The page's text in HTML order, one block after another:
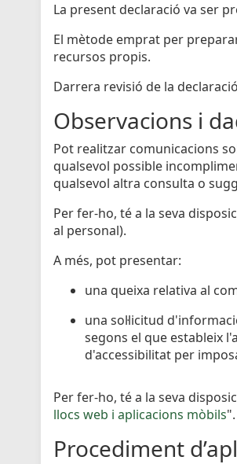
La present declaració va ser
El mètode emprat per
recursos propis.
Darrera revisió de la
Observacions i
Pot realitzar comunicacions
qualsevol possible
qualsevol altra consulta o
Per fer-ho, té a la seva
al personal).
A més, pot presentar:
una queixa relativa al
una sol·licitud
segons el que estableix
d'accessibilitat per
Per fer-ho, té a la seva
llocs web i aplicacions mòbils".
Procediment